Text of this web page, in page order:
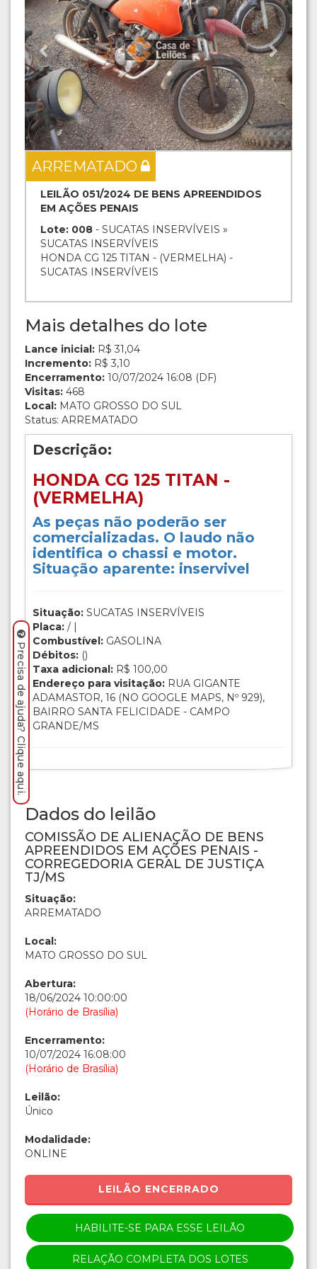
ARREMATADO
LEILÃO 051/2024 DE BENS APREENDIDOS
EM AÇÕES PENAIS
Lote: 008 - SUCATAS INSERVÍVEIS »
SUCATAS INSERVÍVEIS
HONDA CG 125 TITAN - (VERMELHA) -
SUCATAS INSERVÍVEIS
Mais detalhes do lote
Lance inicial: R$ 31,04
Incremento: R$ 3,10
Encerramento: 10/07/2024 16:08 (DF)
Visitas: 468
Local: MATO GROSSO DO SUL
Status: ARREMATADO
Descrição:
HONDA CG 125 TITAN -
(VERMELHA)
As peças não poderão ser
comercializadas. O laudo não
identifica o chassi e motor.
Situação aparente: inservivel
Situação: SUCATAS INSERVÍVEIS
Placa: / |
Combustível: GASOLINA
Débitos: ()
Taxa adicional: R$ 100,00
Endereço para visitação: RUA GIGANTE
ADAMASTOR, 16 (NO GOOGLE MAPS, Nº 929),
BAIRRO SANTA FELICIDADE - CAMPO
GRANDE/MS
Dados do leilão
COMISSÃO DE ALIENAÇÃO DE BENS
APREENDIDOS EM AÇÕES PENAIS -
CORREGEDORIA GERAL DE JUSTIÇA
TJ/MS
Situação:
ARREMATADO
Local:
MATO GROSSO DO SUL
Abertura:
18/06/2024 10:00:00
(Horário de Brasília)
Encerramento:
10/07/2024 16:08:00
(Horário de Brasília)
Leilão:
Único
Modalidade:
ONLINE
LEILÃO ENCERRADO
HABILITE-SE PARA ESSE LEILÃO
RELAÇÃO COMPLETA DOS LOTES
Precisa de ajuda? Clique aqui.